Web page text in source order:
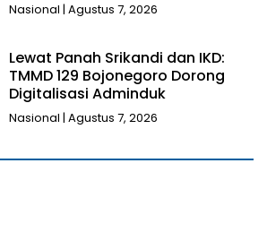
Nasional | Agustus 7, 2026
Lewat Panah Srikandi dan IKD:
TMMD 129 Bojonegoro Dorong
Digitalisasi Adminduk
Nasional | Agustus 7, 2026